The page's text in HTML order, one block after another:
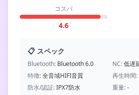
コスパ
4.6
📋 スペック
Bluetooth: Bluetooth 6.0 NC:低遅
特徴:全音域HIFI音質 再生時間:
防水/認証:IPX7防水 重量:-